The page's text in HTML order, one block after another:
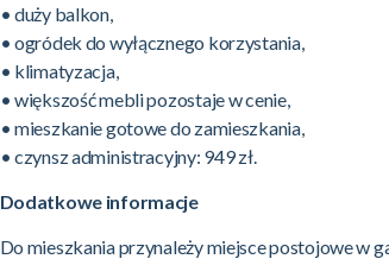
• duży balkon,
• ogródek do wyłącznego korzystania,
• klimatyzacja,
• większość mebli pozostaje w cenie,
• mieszkanie gotowe do zamieszkania,
• czynsz administracyjny: 949 zł.
Dodatkowe informacje
Do mieszkania przynależy miejsce postojowe w